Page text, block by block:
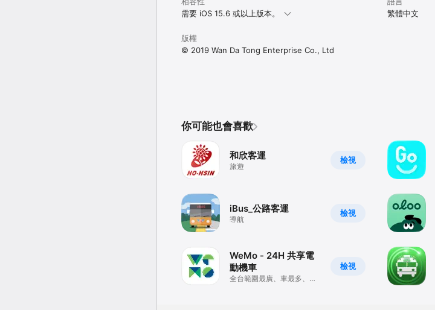
需要 iOS 15.6 或以上版本。
繁體中文
版權
© 2019 Wan Da Tong Enterprise Co., Ltd
你可能也會喜歡
檢視
和欣客運
旅遊
檢視
iBus_公路客運
導航
檢視
WeMo - 24H 共享電
動機車
全台範圍最廣、車最多、帽